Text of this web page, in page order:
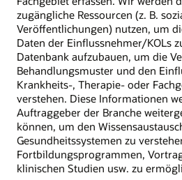
zugängliche Ressourcen (z. B.
Veröffentlichungen) nutzen, um
Daten der Einflussnehmer/KOLs
Datenbank aufzubauen, um die
Behandlungsmuster und den
Krankheits-, Therapie- oder
verstehen. Diese Informationen
Auftraggeber der Branche
können, um den
Gesundheitssystemen zu
Fortbildungsprogrammen,
klinischen Studien usw. zu